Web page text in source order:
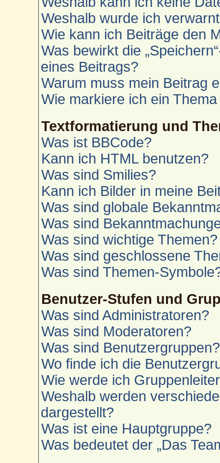
Weshalb wurde ich
Wie kann ich Beiträge den
Was bewirkt die
eines Beitrags?
Warum muss mein Beitrag
Wie markiere ich ein
Textformatierung und
Was ist BBCode?
Kann ich HTML benutzen?
Was sind Smilies?
Kann ich Bilder in meine
Was sind globale
Was sind
Was sind wichtige Themen?
Was sind geschlossene
Was sind Themen-
Benutzer-Stufen und
Was sind Administratoren?
Was sind Moderatoren?
Was sind Benutzergruppen?
Wo finde ich die
Wie werde ich
Weshalb werden
dargestellt?
Was ist eine Hauptgruppe?
Was bedeutet der „Das